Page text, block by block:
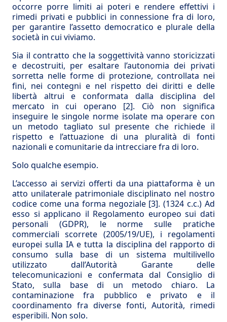
occorre porre limiti ai poteri e rendere effettivi i
rimedi privati e pubblici in connessione fra di loro,
per garantire l’assetto democratico e plurale della
società in cui viviamo.
Sia il contratto che la soggettività vanno storicizzati
e decostruiti, per esaltare l’autonomia dei privati
sorretta nelle forme di protezione, controllata nei
fini, nei contegni e nel rispetto dei diritti e delle
libertà altrui e conformata dalla disciplina del
mercato in cui operano
[2]. Ciò non significa
inseguire le singole norme isolate ma operare con
un metodo tagliato sul presente che richiede il
rispetto e l’attuazione di una pluralità di fonti
nazionali e comunitarie da intrecciare fra di loro.
Solo qualche esempio.
L’accesso ai servizi offerti da una piattaforma è un
atto unilaterale patrimoniale disciplinato nel nostro
codice come una forma negoziale [3]. (1324 c.c.) Ad
esso si applicano il Regolamento europeo sui dati
personali (GDPR), le norme sulle pratiche
commerciali scorrete (2005/19/UE), i regolamenti
europei sulla IA e tutta la disciplina del rapporto di
consumo sulla base di un sistema multilivello
utilizzato dall’Autorità Garante delle
telecomunicazioni e confermata dal Consiglio di
Stato, sulla base di un metodo chiaro. La
contaminazione fra pubblico e privato e il
coordinamento fra diverse fonti, Autorità, rimedi
esperibili. Non solo.